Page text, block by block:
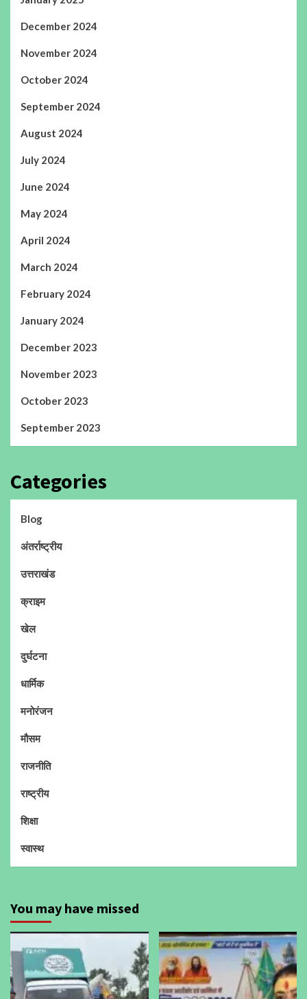
December 2024
November 2024
October 2024
September 2024
August 2024
July 2024
June 2024
May 2024
April 2024
March 2024
February 2024
January 2024
December 2023
November 2023
October 2023
September 2023
Categories
Blog
अंतर्राष्ट्रीय
उत्तराखंड
क्राइम
खेल
दुर्घटना
धार्मिक
मनोरंजन
मौसम
राजनीति
राष्ट्रीय
शिक्षा
स्वास्थ
You may have missed